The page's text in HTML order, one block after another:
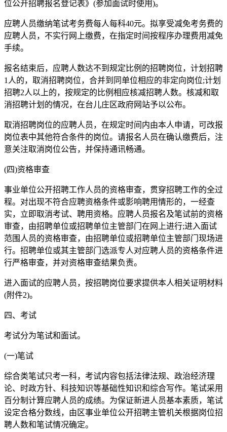
位公开招聘报名登记表》(参加面试时使用)。
应聘人员缴纳笔试考务费每人每科40元。拟享受减免考务费的
应聘人员，不实行网上缴费，在指定时间按程序办理费用减免
手续。
报名结束后，应聘人数达不到规定比例的招聘岗位，计划招聘
1人的，取消招聘岗位，合并到同单位相应的非定向岗位;计划
招聘2人以上的，按规定的比例相应核减招聘人数。核减和取
消招聘计划的情况，在台儿庄区政府网站予以公布。
取消招聘岗位的应聘人员，在规定时间内由本人申请，可改报
岗位表中其他符合条件的岗位。请报名人员在确认缴费后，注
意关注取消岗位公告，并保持通讯畅通。
(四)资格审查
事业单位公开招聘工作人员的资格审查，贯穿招聘工作的全过
程。对出现不符合应聘资格条件或影响聘用情形的，一经查
实，立即取消考试、聘用资格。应聘人员报名及笔试前的资格
审查，由招聘单位或招聘单位主管部门在网上进行;进入面试
范围人员的资格审查，由招聘单位或招聘单位主管部门现场进
行。招聘单位或其主管部门选派专人对应聘人员的资格条件进
行严格审查，并对资格审查结果负责。
进入面试的应聘人员，按招聘岗位要求提供本人相关证明材料
(附件2)。
四、考试
考试分为笔试和面试。
(一)笔试
综合类笔试只考一科，考试内容包括法律法规、政治经济理
论、时政方针、科技知识等基础性知识和综合写作。笔试采用
百分制计算应聘人员的成绩。为保证新进人员基本素质，笔试
设定合格分数线，由区事业单位公开招聘主管机关根据岗位招
聘人数和笔试情况确定。